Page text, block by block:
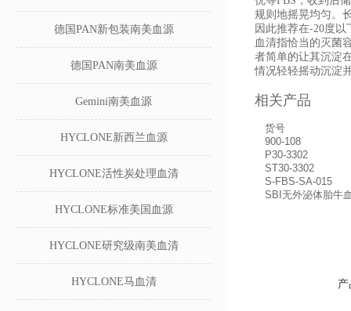
德国PAN新包装南美血源
德国PAN南美血源
Gemini南美血源
HYCLONE新西兰血源
HYCLONE活性炭处理血清
HYCLONE标准美国血源
HYCLONE研究级南美血清
HYCLONE马血清
规则地摇晃均匀。
因此推荐在-20度
血清指恰当的灭菌
者简单的让其沉淀
情况轻轻摇动沉淀
相关产品
货号
900-108
P30-3302
ST30-3302
S-FBS-SA-015
SBI无外泌体胎牛